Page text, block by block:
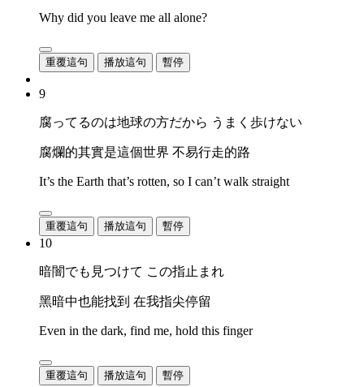
Why did you leave me all alone?
重覆這句 播放這句 暫停
9
腐ってるのは地球の方だから うまく歩けない
腐爛的其實是這個世界 不易行走的路
It’s the Earth that’s rotten, so I can’t walk straight
重覆這句 播放這句 暫停
10
暗闇でも見つけて この指止まれ
黑暗中也能找到 在我指尖停留
Even in the dark, find me, hold this finger
重覆這句 播放這句 暫停